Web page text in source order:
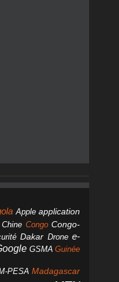
Apple application
Chine Congo Congo-
Dakar Drone e-
GSMA Guinée
PESA Madagascar